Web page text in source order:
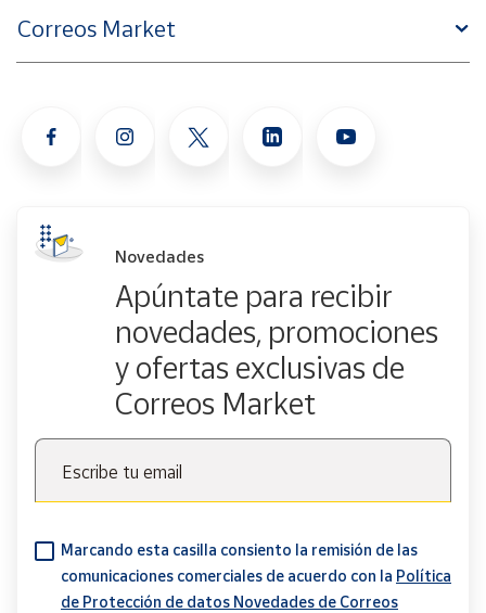
Correos Market
Novedades
Apúntate para recibir
novedades, promociones
y ofertas exclusivas de
Correos Market
Escribe tu email
Marcando esta casilla consiento la remisión de las
comunicaciones comerciales de acuerdo con la Política
de Protección de datos Novedades de Correos